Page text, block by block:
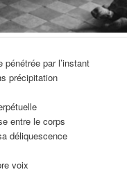
par l’instant
précipitation
entre le corps
déliquescence
voix